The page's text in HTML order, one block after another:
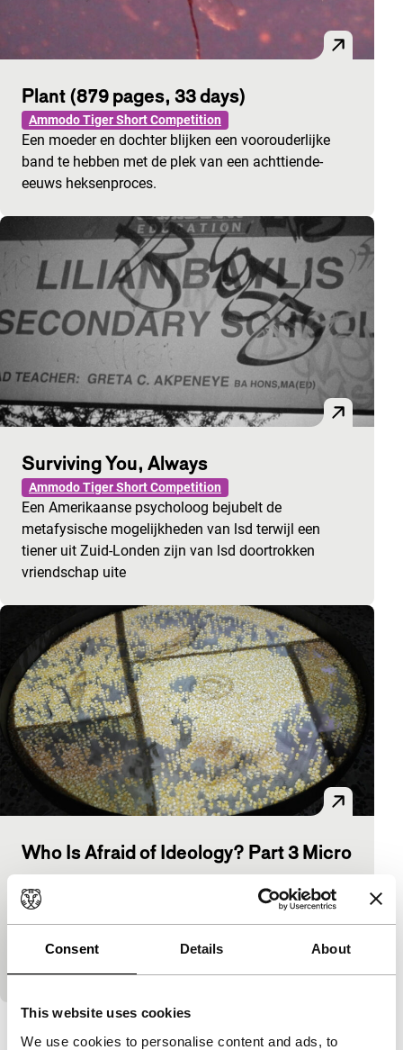
Consent Details About
This website uses cookies
We use cookies to personalise content and ads, to
Plant (879 pages, 33 days)
Ammodo Tiger Short Competition
Een moeder en dochter blijken een voorouderlijke
band te hebben met de plek van een achttiende-
eeuws heksenproces.
Surviving You, Always
Ammodo Tiger Short Competition
Een Amerikaanse psycholoog bejubelt de
metafysische mogelijkheden van lsd terwijl een
tiener uit Zuid-Londen zijn van lsd doortrokken
vriendschap uite
Who Is Afraid of Ideology? Part 3 Micro
Resistances
Ammodo Tiger Short Competition
Een klein en schijnbaar onbeduidend zaadje groeit
uit tot een verkenning van autonomie, collectiviteit,
inheemse strijd en eco-feminisme in Colombia.